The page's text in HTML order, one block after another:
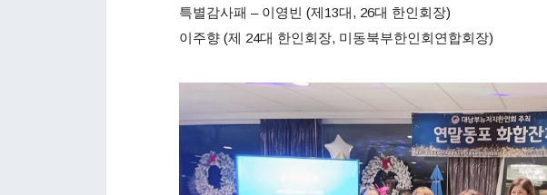
특별감사패 – 이영빈 (제13대, 26대 한인회장)
이주향 (제 24대 한인회장, 미동북부한인회연합회장)